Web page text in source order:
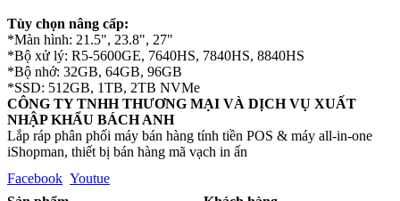
Tùy chọn nâng cấp:
*Màn hình: 21.5", 23.8", 27"
*Bộ xử lý: R5-5600GE, 7640HS, 7840HS, 8840HS
*Bộ nhớ: 32GB, 64GB, 96GB
*SSD: 512GB, 1TB, 2TB NVMe
CÔNG TY TNHH THƯƠNG MẠI VÀ DỊCH VỤ XUẤT
NHẬP KHẨU BÁCH ANH
Lắp ráp phân phối máy bán hàng tính tiền POS & máy all-in-one
iShopman, thiết bị bán hàng mã vạch in ấn
Facebook Youtue